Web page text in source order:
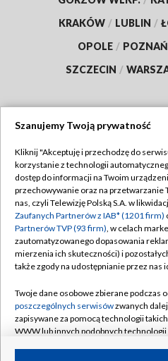
KRAKÓW / LUBLIN /
OPOLE / POZNAŃ
SZCZECIN /
Abonament TVP
Emisja w TVP
Centrum informacji TVP
Naziemna Telewizja Cyfrowa
Rada Programowa
System NOS
Informacje o nadawcy
Polityka
Moje
Szanujemy Twoją prywatność
Kliknij "Akceptuję i przechodzę do
korzystanie z technologii
dostęp do informacji na Twoim
przechowywanie oraz na przetwarzanie
nas, czyli Telewizję Polską S.A. w
Zaufanych Partnerów z IAB* (1201 firm)
Partnerów TVP (93 firm), w celach
zautomatyzowanego dopasowania
mierzenia ich skuteczności) i
także zgody na udostępnianie przez nas
Twoje dane osobowe zbierane podczas
poszczególnych serwisówzwanych
zapisywane za pomocą technologii
WWW lub innych podobnych